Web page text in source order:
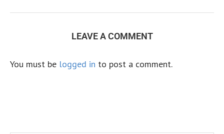
LEAVE A COMMENT
You must be logged in to post a comment.